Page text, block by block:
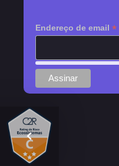
Endereço de email*